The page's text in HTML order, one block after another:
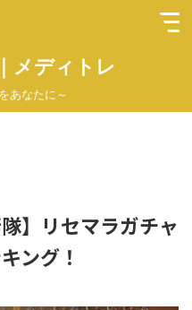
メディトレ
あなたに～
】リセマラガチャ
ング！